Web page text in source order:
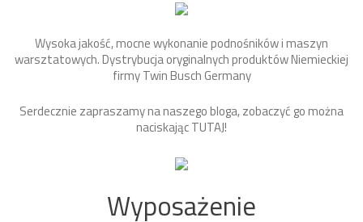
Wysoka jakość, mocne wykonanie podnośników i maszyn
warsztatowych. Dystrybucja oryginalnych produktów Niemieckiej
firmy Twin Busch Germany
Serdecznie zapraszamy na naszego bloga, zobaczyć go można
naciskającTUTAJ!
Wyposażenie